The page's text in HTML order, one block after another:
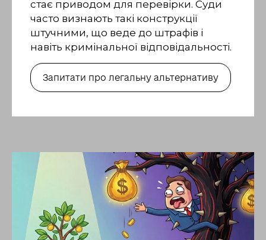
стає приводом для перевірки. Суди
часто визнають такі конструкції
штучними, що веде до штрафів і
навіть кримінальної відповідальності.
Запитати про легальну альтернативу